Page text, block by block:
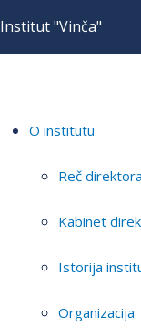
Institut "Vinča"
O institutu
Reč direktora
Kabinet
Istorija
Organizacija